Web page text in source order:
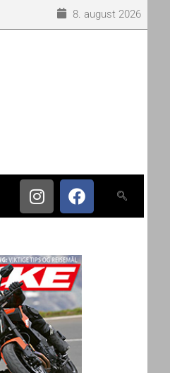
8. august 2026